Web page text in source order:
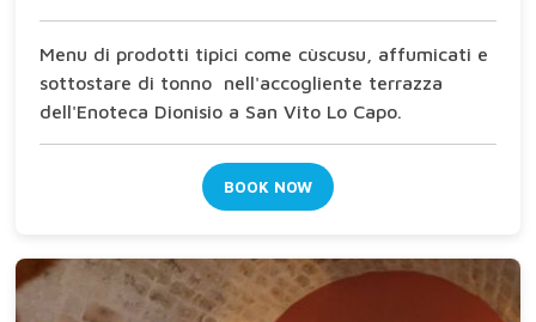
Menu di prodotti tipici come cùscusu, affumicati e
sottostare di tonno nell'accogliente terrazza
dell'Enoteca Dionisio a San Vito Lo Capo.
BOOK NOW